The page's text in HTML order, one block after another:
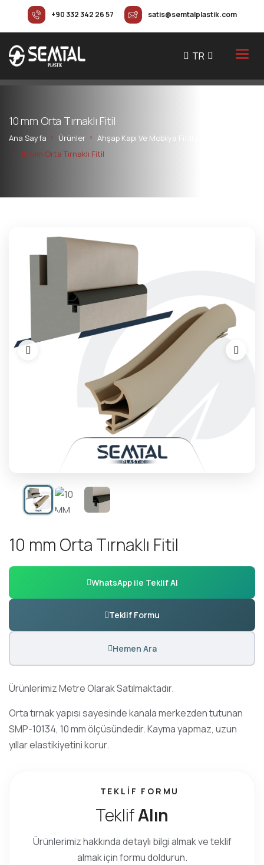
+90 332 342 26 57 satis@semtalplastik.com
TR
10mm Orta Tırnaklı Fitil
Ana Sayfa Ürünler
Ahşap Kapı Ve Mobilya Fitilleri
10 Mm Orta Tırnaklı Fitil
10 mm Orta Tırnaklı Fitil
WhatsApp ile Teklif Al
Teklif Formu
Hemen Ara
Ürünlerimiz Metre Olarak Satılmaktadır.
Orta tırnak yapısı sayesinde kanala merkezden tutunan
SMP-10134, 10 mm ölçüsündedir. Kayma yapmaz, uzun
yıllar elastikiyetini korur.
TEKLIF FORMU
TeklifAlın
Ürünlerimiz hakkında detaylı bilgi almak ve teklif
almak için formu doldurun.